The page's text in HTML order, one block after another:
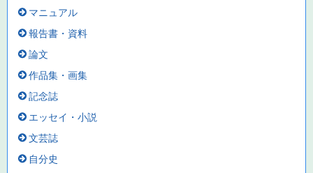
マニュアル
報告書・資料
論文
作品集・画集
記念誌
エッセイ・小説
文芸誌
自分史